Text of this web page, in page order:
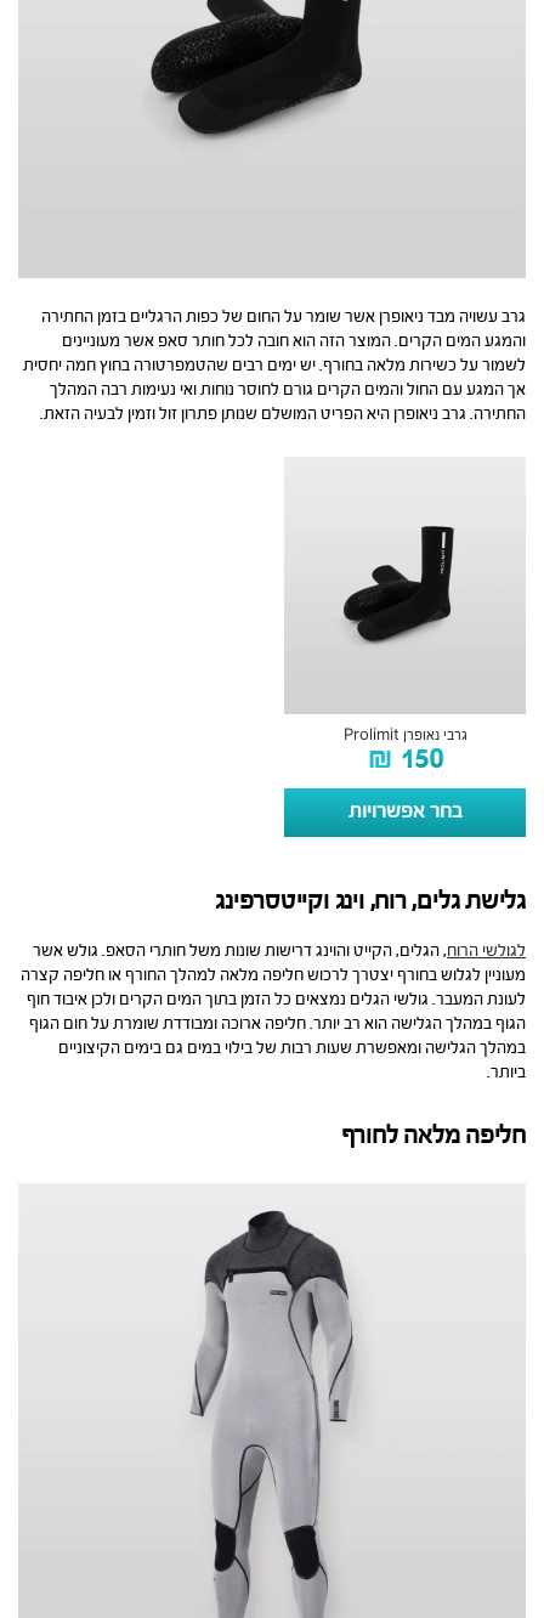
גרב עשויה מבד ניאופרן אשר שומר על החום של כפות הרגליים בזמן החתירה
והמגע המים הקרים. המוצר הזה הוא חובה לכל חותר סאפ אשר מעוניינים
לשמור על כשירות מלאה בחורף. יש ימים רבים שהטמפרטורה בחוץ חמה יחסית
אך המגע עם החול והמים הקרים גורם לחוסר נוחות ואי נעימות רבה המהלך
החתירה. גרב ניאופרן היא הפריט המושלם שנותן פתרון זול וזמין לבעיה הזאת.
גרבי נאופרן Prolimit
₪ 150
בחר אפשרויות
גלישת גלים, רוח, וינג וקייטסרפינג
לגולשי הרוח, הגלים, הקייט והוינג דרישות שונות משל חותרי הסאפ. גולש אשר
מעוניין לגלוש בחורף יצטרך לרכוש חליפה מלאה למהלך החורף או חליפה קצרה
לעונת המעבר. גולשי הגלים נמצאים כל הזמן בתוך המים הקרים ולכן איבוד חוף
הגוף במהלך הגלישה הוא רב יותר. חליפה ארוכה ומבודדת שומרת על חום הגוף
במהלך הגלישה ומאפשרת שעות רבות של בילוי במים גם בימים הקיצוניים
ביותר.
חליפה מלאה לחורף